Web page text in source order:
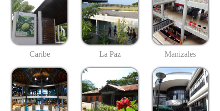
Caribe La Paz Manizales